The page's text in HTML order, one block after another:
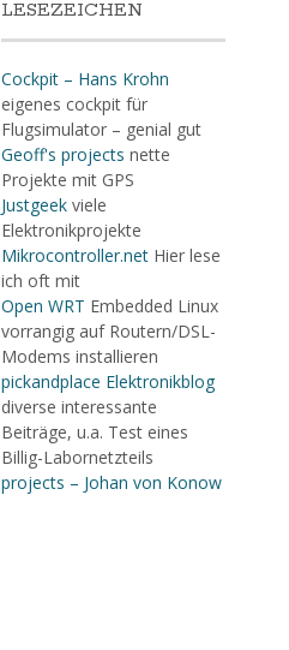
LESEZEICHEN
Cockpit – Hans Krohn
eigenes cockpit für
Flugsimulator – genial gut
Geoff's projects nette
Projekte mit GPS
Justgeekviele
Elektronikprojekte
Mikrocontroller.netHier lese
ich oft mit
Open WRT Embedded Linux
vorrangig auf Routern/DSL-
Modems installieren
pickandplace Elektronikblog
diverse interessante
Beiträge, u.a. Test eines
Billig-Labornetzteils
projects – Johan von Konow